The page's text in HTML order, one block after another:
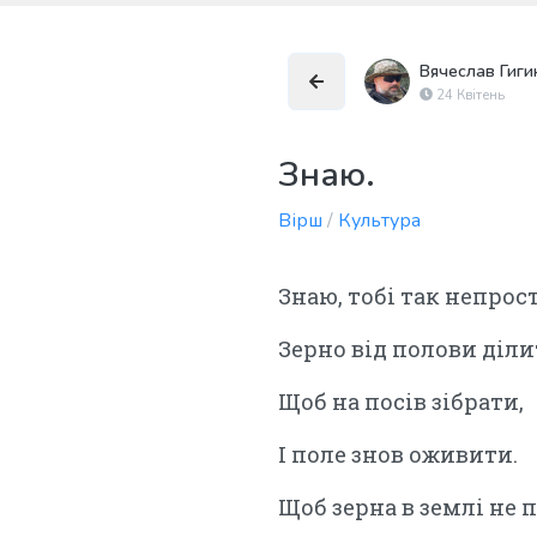
Вячеслав
24 Квітень
Знаю.
Вірш / Культура
Знаю, тобі так
Зерно від полови
Щоб на посів зібрати,
І поле знов оживити.
Щоб зерна в землі не